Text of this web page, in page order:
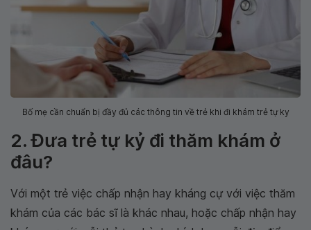
Bố mẹ cần chuẩn bị đầy đủ các thông tin về trẻ khi đi khám trẻ tự ky
2. Đưa trẻ tự kỷ đi thăm khám ở
đâu?
Với một trẻ việc chấp nhận hay kháng cự với việc thăm
khám của các bác sĩ là khác nhau, hoặc chấp nhận hay